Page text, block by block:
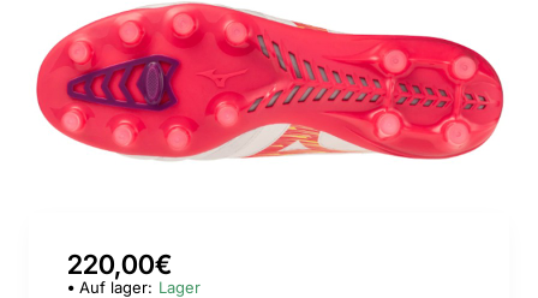
220,00€
Auf lager: Lager